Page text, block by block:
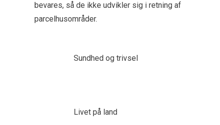
bevares, så de ikke udvikler sig i retning af
parcelhusområder.